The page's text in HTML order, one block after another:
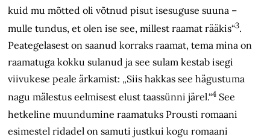
kuid mu mõtted oli võtnud pisut isesuguse suuna –
mulle tundus, et olen ise see, millest raamat rääkis“3.
Peategelasest on saanud korraks raamat, tema mina on
raamatuga kokku sulanud ja see sulam kestab isegi
viivukese peale ärkamist: „Siis hakkas see hägustuma
nagu mälestus eelmisest elust taassünni järel.“4 See
hetkeline muundumine raamatuks Prousti romaani
esimestel ridadel on samuti justkui kogu romaani